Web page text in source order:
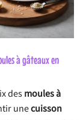
à gâteaux en
desmoules à
unecuisson